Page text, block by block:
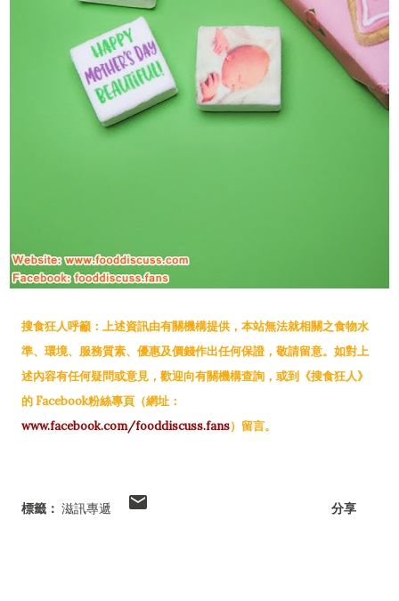
搜食狂人呼籲：上述資訊由有關機構提供，本站無法就相關之食物水
準、環境、服務質素、優惠及價錢作出任何保證，敬請留意。如對上
述內容有任何疑問或意見，歡迎向有關機構查詢，或到《搜食狂人》
的 Facebook粉絲專頁（網址：
www.facebook.com/fooddiscuss.fans）留言。
標籤： 滋訊專遞 分享